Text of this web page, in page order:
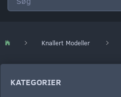
Knallert Modeller
KATEGORIER